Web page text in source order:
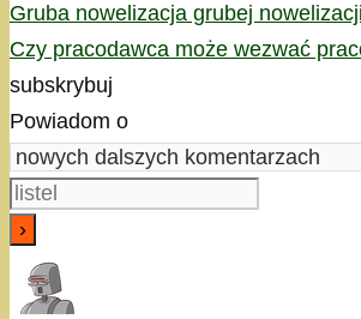
Gruba nowelizacja grubej
Czy pracodawca może wezwać
subskrybuj
Powiadom o